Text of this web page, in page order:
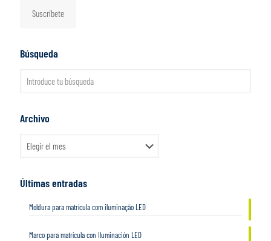
Suscríbete
Búsqueda
Archivo
Últimas entradas
Moldura para matrícula com iluminação LED
Marco para matrícula con Iluminación LED